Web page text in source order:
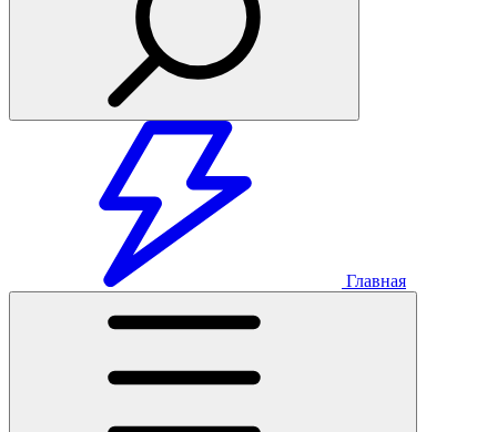
Главная